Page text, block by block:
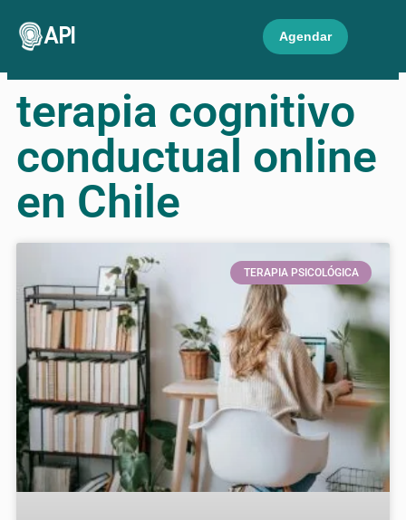
API Agendar
terapia cognitivo
conductual online
en Chile
TERAPIA PSICOLÓGICA